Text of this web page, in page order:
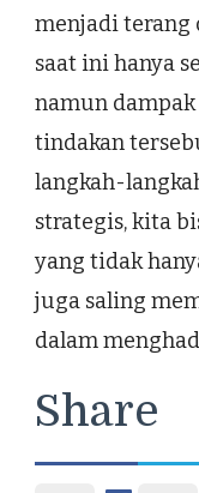
menjadi terang
saat ini hanya
namun
tindakan
langkah-
strategis, kita
yang tidak
juga saling
dalam
Share